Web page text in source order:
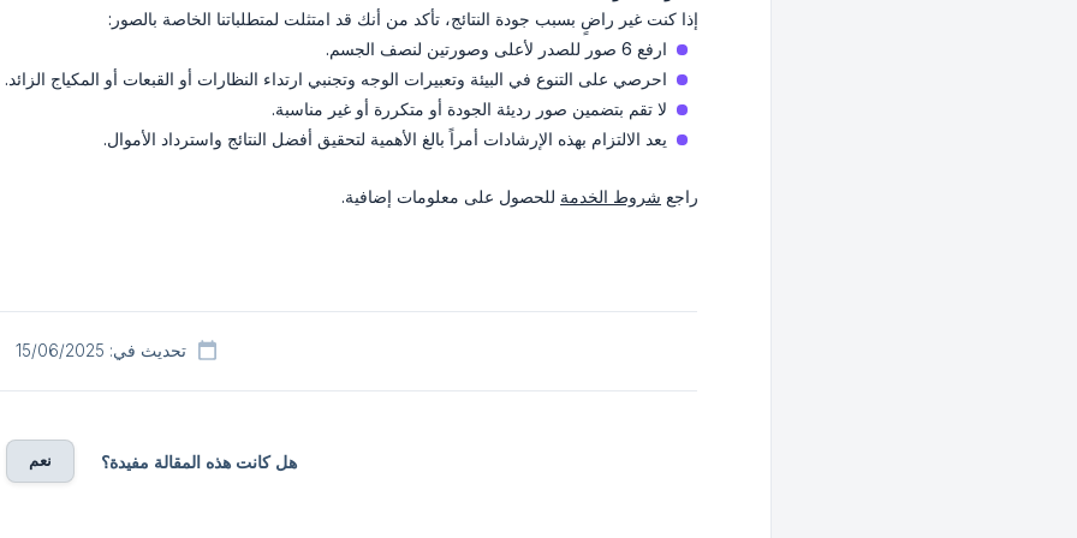
إذا كنت غير راضٍ بسبب جودة النتائج، تأكد من أنك قد امتثلت لمتطلباتنا الخاصة بالصور:
ارفع 6 صور للصدر لأعلى وصورتين لنصف الجسم.
احرصي على التنوع في البيئة وتعبيرات الوجه وتجنبي ارتداء النظارات أو القبعات أو المكياج الزائد.
لا تقم بتضمين صور رديئة الجودة أو متكررة أو غير مناسبة.
يعد الالتزام بهذه الإرشادات أمراً بالغ الأهمية لتحقيق أفضل النتائج واسترداد الأموال.
راجع شروط الخدمة للحصول على معلومات إضافية.
تحديث في: 15/06/2025
هل كانت هذه المقالة مفيدة؟ نعم